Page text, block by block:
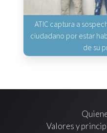
ATIC captura a
ciudadano por estar
de su
Valores y